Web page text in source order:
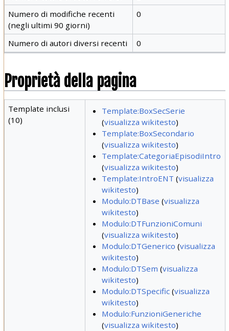
Numero di modifiche recenti
(negli ultimi 90 giorni)
0
Numero di autori diversi recenti 0
Proprietà della pagina
Template inclusi
(10)
Template:BoxSecSerie
(visualizza wikitesto)
Template:BoxSecondario
(visualizza wikitesto)
Template:CategoriaEpisodiIntro
(visualizza wikitesto)
Template:IntroENT (visualizza
wikitesto)
Modulo:DTBase (visualizza
wikitesto)
Modulo:DTFunzioniComuni
(visualizza wikitesto)
Modulo:DTGenerico (visualizza
wikitesto)
Modulo:DTSem (visualizza
wikitesto)
Modulo:DTSpecific(visualizza
wikitesto)
Modulo:FunzioniGeneriche
(visualizza wikitesto)